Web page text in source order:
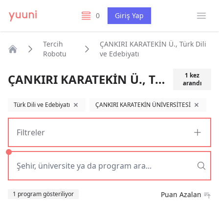
0
listelerim Giriş Yap
Tercih
Robotu
ÇANKIRI KARATEKİN Ü., Türk Dili
ve Edebiyatı
ÇANKIRI KARATEKİN Ü., Türk Dili ve Edebiyatı 1 kez
arandı
Türk Dili ve Edebiyatı filtreyi kaldırÇANKIRI KARATEKİN ÜNİVERSİTESİ filtreyi
Filtreler
1 program gösteriliyor Puan Azalan